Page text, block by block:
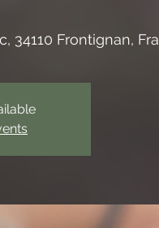
34110 Frontignan,